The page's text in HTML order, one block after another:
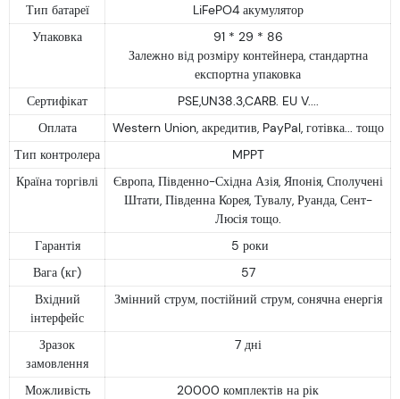
Тип батареї
LiFePO4 акумулятор
Упаковка
91 * 29 * 86
Залежно від розміру контейнера, стандартна
експортна упаковка
Сертифікат
PSE,UN38.3,CARB. EU V....
Оплата
Western Union, акредитив, PayPal, готівка... тощо
Тип контролера
MPPT
Країна торгівлі
Європа, Південно-Східна Азія, Японія, Сполучені
Штати, Південна Корея, Тувалу, Руанда, Сент-
Люсія тощо.
Гарантія
5 роки
Вага (кг)
57
Вхідний
інтерфейс
Змінний струм, постійний струм, сонячна енергія
Зразок
замовлення
7 дні
Можливість
20000 комплектів на рік